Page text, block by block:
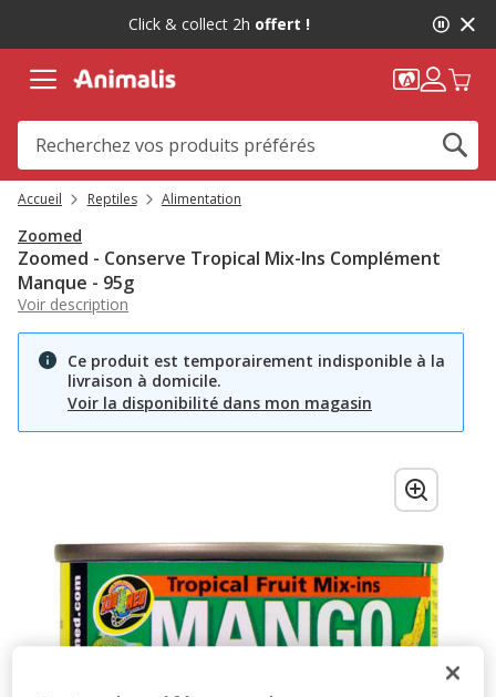
message,
Click & collect 2h offert !
Accueil Reptiles Alimentation
Zoomed
Zoomed - Conserve Tropical Mix-Ins Complément
Manque - 95g
Voir description
Ce produit est temporairement indisponible à la
livraison à domicile.
Voir la disponibilité dans mon magasin